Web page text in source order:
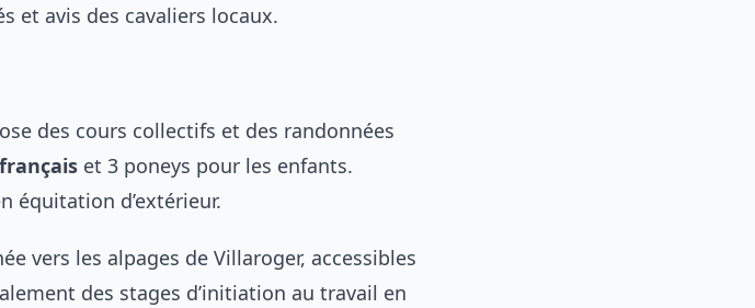
et avis des cavaliers locaux.
des cours collectifs et des randonnées
et 3 poneys pour les enfants.
équitation d’extérieur.
vers les alpages de Villaroger, accessibles
des stages d’initiation au travail en